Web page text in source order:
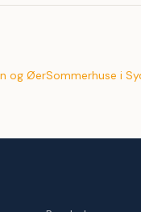
og ØerSommerhuse i